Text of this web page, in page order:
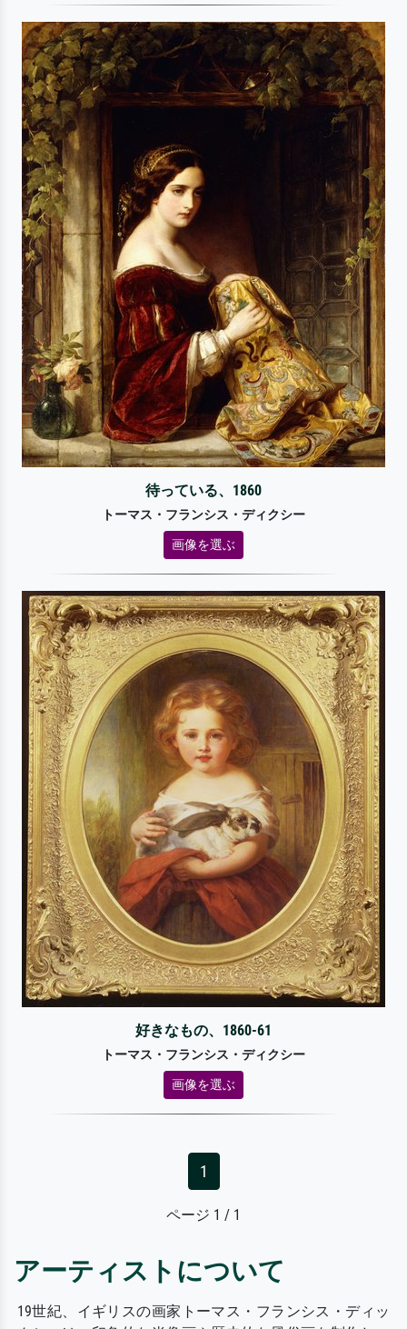
待っている、1860
トーマス・フランシス・ディクシー
画像を選ぶ
好きなもの、1860-61
トーマス・フランシス・ディクシー
画像を選ぶ
1
ページ 1 / 1
アーティストについて
19世紀、イギリスの画家トーマス・フランシス・ディッ